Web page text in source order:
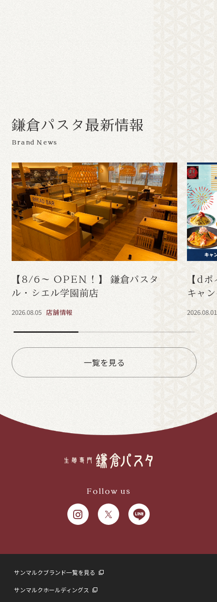
鎌倉パ ス タ最新情報
Brand News
【8/6～ OPEN！】 鎌倉パスタ
ル・シエル学園前店
2026.08.05 店舗情報
【d
キャ
2026.08.01
一覧を見る
Follow us
サンマルクブランド一覧を見る
サンマルクホールディングス